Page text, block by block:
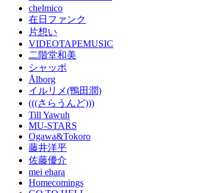
chelmico
在日ファンク
片想い
VIDEOTAPEMUSIC
二階堂和美
シャッポ
Ålborg
イルリメ(鴨田潤)
(((さらうんど)))
Till Yawuh
MU-STARS
Ogawa&Tokoro
藤井洋平
佐藤優介
mei ehara
Homecomings